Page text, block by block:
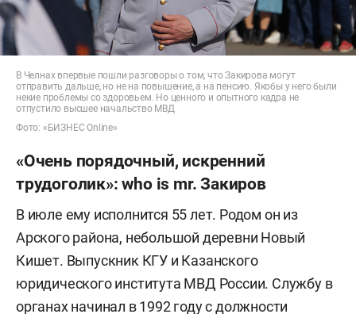
В Челнах впервые пошли разговоры о том, что Закирова могут
отправить дальше, но не на повышение, а на пенсию. Якобы у него были
некие проблемы со здоровьем. Но ценного и опытного кадра не
отпустило высшее начальство МВД
Фото: «БИЗНЕС Online»
«Очень порядочный, искренний
трудоголик»: who is mr. Закиров
В июле ему исполнится 55 лет. Родом он из
Арского района, небольшой деревни Новый
Кишет. Выпускник КГУ и Казанского
юридического института МВД России. Службу в
органах начинал в 1992 году с должности